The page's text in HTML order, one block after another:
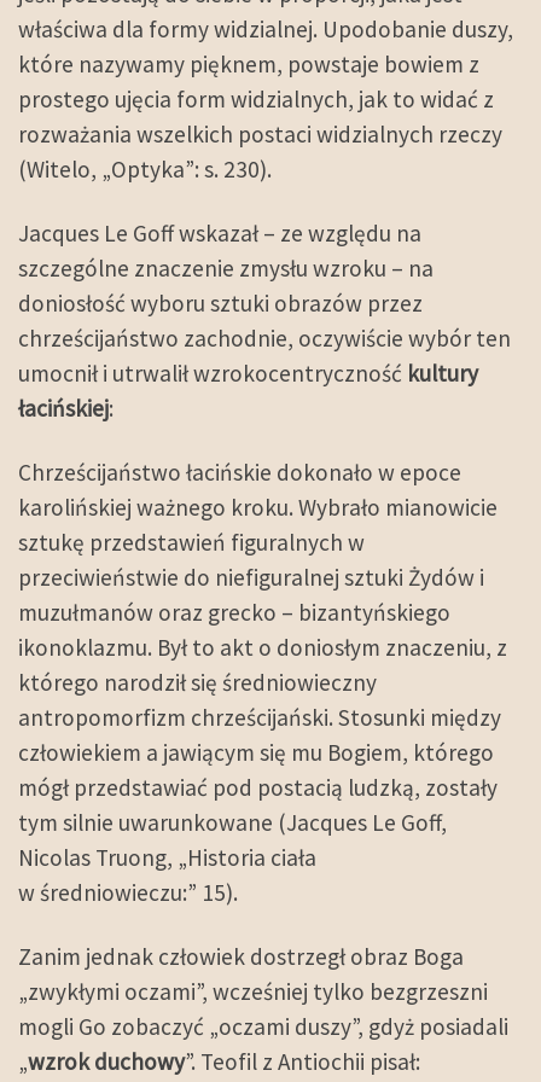
właściwa dla formy widzialnej. Upodobanie duszy,
które nazywamy pięknem, powstaje bowiem z
prostego ujęcia form widzialnych, jak to widać z
rozważania wszelkich postaci widzialnych rzeczy
(Witelo, „Optyka”: s. 230).
Jacques Le Goff wskazał – ze względu na
szczególne znaczenie zmysłu wzroku – na
doniosłość wyboru sztuki obrazów przez
chrześcijaństwo zachodnie, oczywiście wybór ten
umocnił i utrwalił wzrokocentryczność kultury
łacińskiej:
Chrześcijaństwo łacińskie dokonało w epoce
karolińskiej ważnego kroku. Wybrało mianowicie
sztukę przedstawień figuralnych w
przeciwieństwie do niefiguralnej sztuki Żydów i
muzułmanów oraz grecko – bizantyńskiego
ikonoklazmu. Był to akt o doniosłym znaczeniu, z
którego narodził się średniowieczny
antropomorfizm chrześcijański. Stosunki między
człowiekiem a jawiącym się mu Bogiem, którego
mógł przedstawiać pod postacią ludzką, zostały
tym silnie uwarunkowane (Jacques Le Goff,
Nicolas Truong, „Historia ciała
w średniowieczu:” 15).
Zanim jednak człowiek dostrzegł obraz Boga
„zwykłymi oczami”, wcześniej tylko bezgrzeszni
mogli Go zobaczyć „oczami duszy”, gdyż posiadali
„wzrok duchowy”. Teofil z Antiochii pisał: